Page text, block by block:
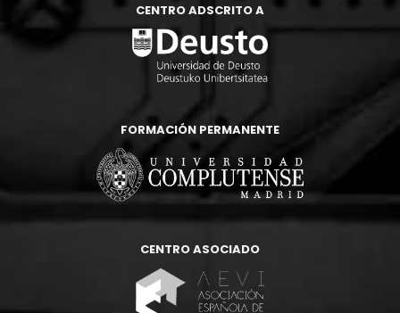
CENTRO ADSCRITO A
FORMACIÓN PERMANENTE
CENTRO ASOCIADO